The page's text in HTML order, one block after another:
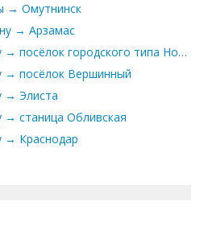
→ Омутнинск
→ Арзамас
Ростов-на-Дону → посёлок городского типа Новомихайловский
→ посёлок Вершинный
→ Элиста
→ станица Обливская
→ Краснодар